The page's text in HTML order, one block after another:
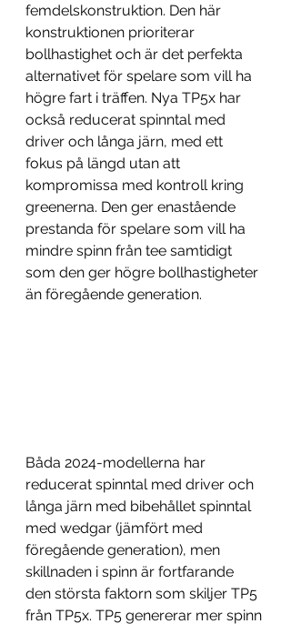
femdelskonstruktion. Den här
konstruktionen prioriterar
bollhastighet och är det perfekta
alternativet för spelare som vill ha
högre fart i träffen. Nya TP5x har
också reducerat spinntal med
driver och långa järn, med ett
fokus på längd utan att
kompromissa med kontroll kring
greenerna. Den ger enastående
prestanda för spelare som vill ha
mindre spinn från tee samtidigt
som den ger högre bollhastigheter
än föregående generation.
Båda 2024-modellerna har
reducerat spinntal med driver och
långa järn med bibehållet spinntal
med wedgar (jämfört med
föregående generation), men
skillnaden i spinn är fortfarande
den största faktorn som skiljer TP5
från TP5x. TP5 genererar mer spinn